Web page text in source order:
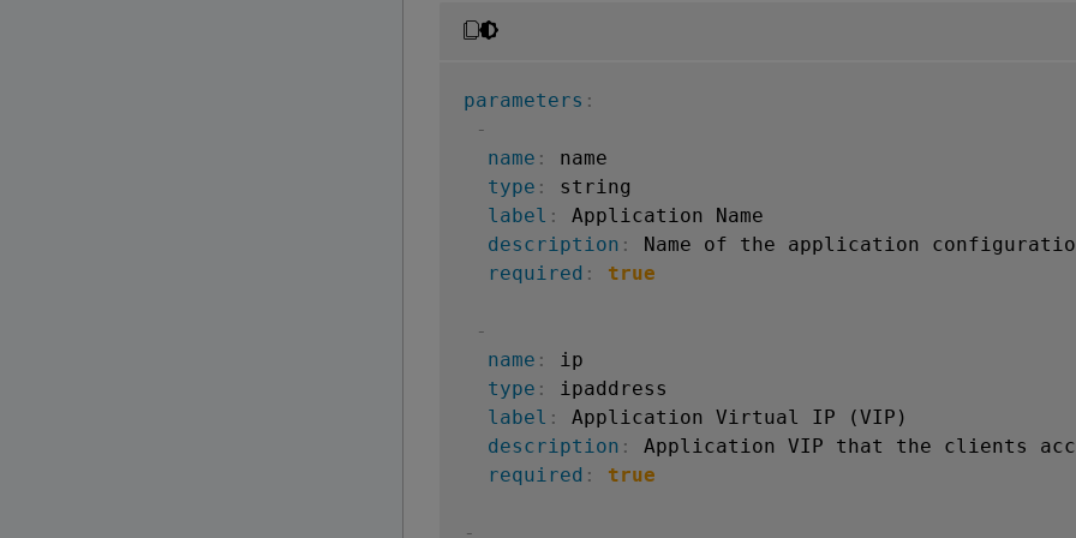
parameters :
-
name :
name
type :
string
label :
Application Name
description :
Name of the application
required : true
-
name :
ip
type :
ipaddress
label :
Application Virtual IP (VIP)
description :
Application VIP that the clients
required : true
-